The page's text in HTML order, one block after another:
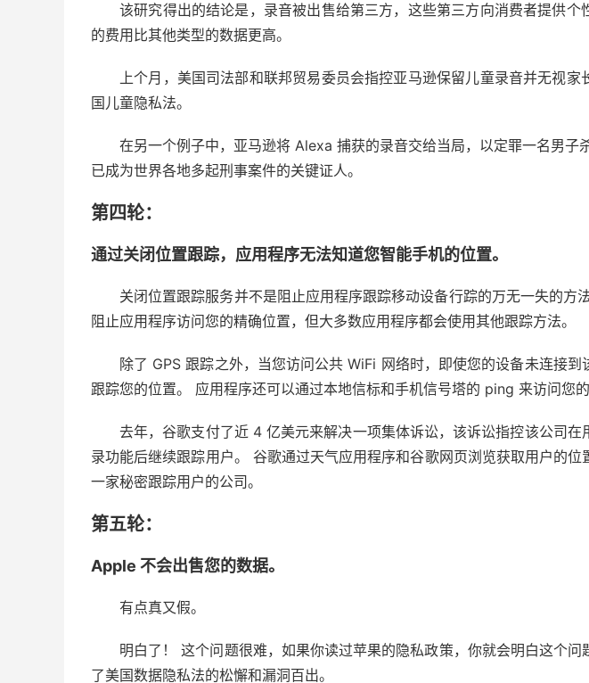
该研究得出的结论是，录音被出售给第三方，这些第三方向消费者提供个
的费用比其他类型的数据更高。
上个月，美国司法部和联邦贸易委员会指控亚马逊保留儿童录音并无视家
国儿童隐私法。
在另一个例子中，亚马逊将 Alexa 捕获的录音交给当局，以定罪一名男子
已成为世界各地多起刑事案件的关键证人。
第四轮：
通过关闭位置跟踪，应用程序无法知道您智能手机的位置。
关闭位置跟踪服务并不是阻止应用程序跟踪移动设备行踪的万无一失的方
阻止应用程序访问您的精确位置，但大多数应用程序都会使用其他跟踪方法。
除了 GPS 跟踪之外，当您访问公共 WiFi 网络时，即使您的设备未连接到
跟踪您的位置。 应用程序还可以通过本地信标和手机信号塔的 ping 来访问您的
去年，谷歌支付了近 4 亿美元来解决一项集体诉讼，该诉讼指控该公司在
录功能后继续跟踪用户。 谷歌通过天气应用程序和谷歌网页浏览获取用户的
一家秘密跟踪用户的公司。
第五轮：
Apple 不会出售您的数据。
有点真又假。
明白了！ 这个问题很难，如果你读过苹果的隐私政策，你就会明白这个问
了美国数据隐私法的松懈和漏洞百出。